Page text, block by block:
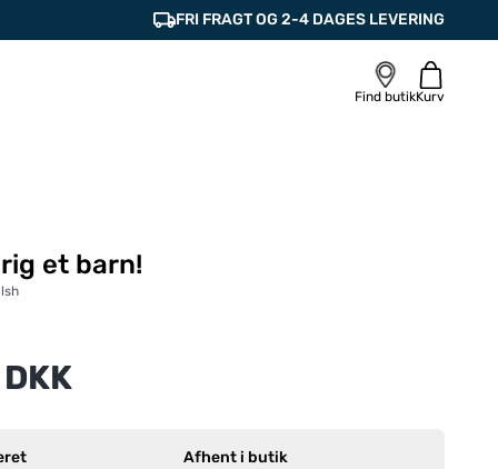
FRI FRAGT OG 2-4 DAGES LEVERING
Find butikKurv
et barn!
Afhent i butik